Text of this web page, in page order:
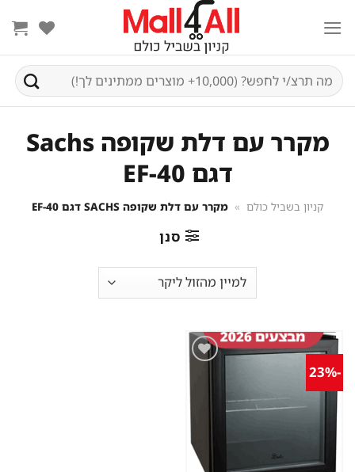
content
חיפוש
עבור:
מקרר עם דלת שקופה Sachs
דגם EF-40
קניון בשביל כולם » מקרר עם דלת שקופה SACHS דגם EF-40
סנן
-23%
שמור